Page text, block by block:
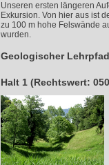
Unseren ersten längeren
Exkursion. Von hier aus ist
zu 100 m hohe Felswände
wurden.
Geologischer
Halt 1 (Rechtswert: